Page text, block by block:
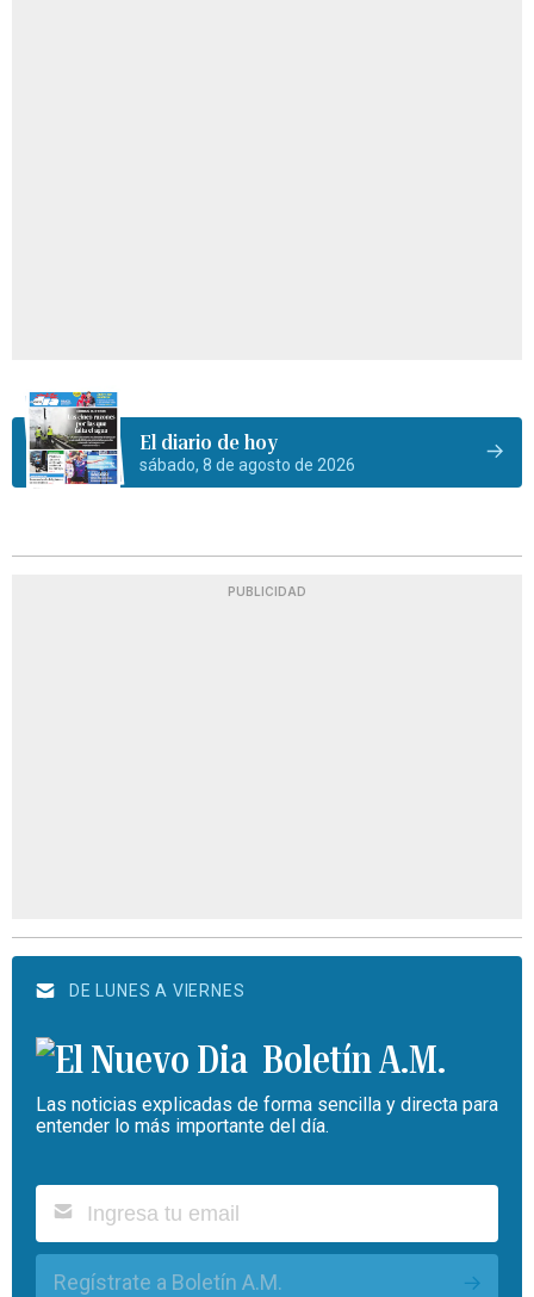
El diario de hoy
sábado, 8 de agosto de 2026
PUBLICIDAD
DE LUNES A VIERNES
Boletín A.M.
Las noticias explicadas de forma sencilla y directa para
entender lo más importante del día.
Regístrate a Boletín A.M.